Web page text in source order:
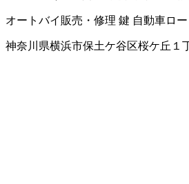
オートバイ販売・修理 鍵 自動車ロ
神奈川県横浜市保土ケ谷区桜ケ丘１